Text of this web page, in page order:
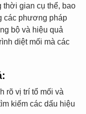
thời gian cụ thể, bao
các phương pháp
bộ và hiệu quả
diệt mối mà các
:
rõ vị trí tổ mối và
kiếm các dấu hiệu